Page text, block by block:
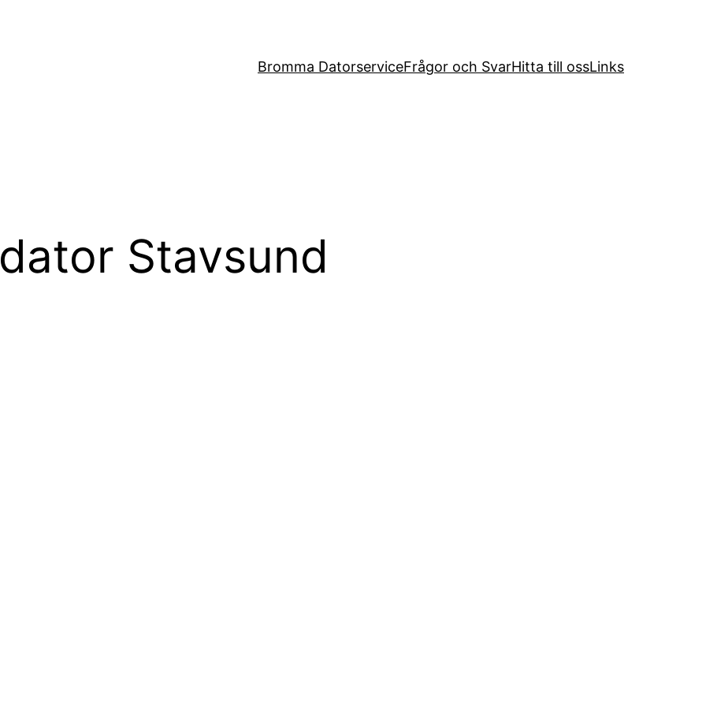
Bromma DatorserviceFrågor och SvarHitta till ossLinks
Stavsund